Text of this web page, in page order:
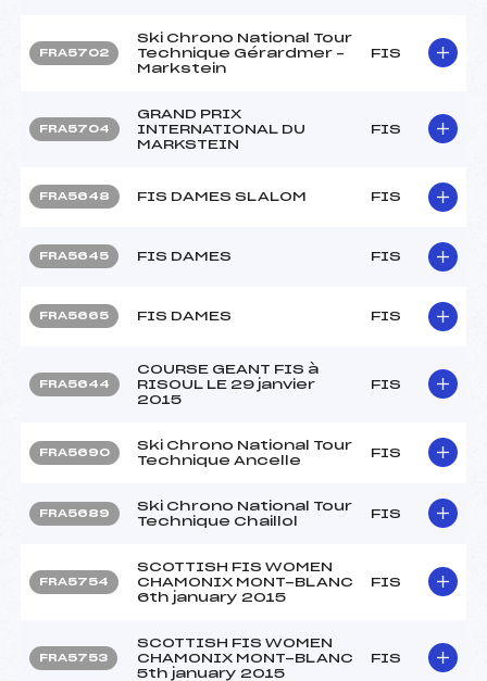
FRA5702
Ski Chrono National Tour
Technique Gérardmer –
Markstein
FIS
FRA5704
GRAND PRIX
INTERNATIONAL DU
MARKSTEIN
FIS
FRA5648 FIS DAMES SLALOM FIS
FRA5645 FIS DAMES FIS
FRA5665 FIS DAMES FIS
FRA5644
COURSE GEANT FIS à
RISOUL LE 29 janvier
2015
FIS
FRA5690
Ski Chrono National Tour
Technique Ancelle
FIS
FRA5689
Ski Chrono National Tour
Technique Chaillol
FIS
FRA5754
SCOTTISH FIS WOMEN
CHAMONIX MONT-BLANC
6th january 2015
FIS
FRA5753
SCOTTISH FIS WOMEN
CHAMONIX MONT-BLANC
5th january 2015
FIS